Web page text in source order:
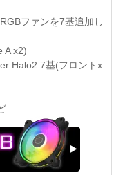
ファンを7基追加し
A x2)
Halo2 7基(フロントx